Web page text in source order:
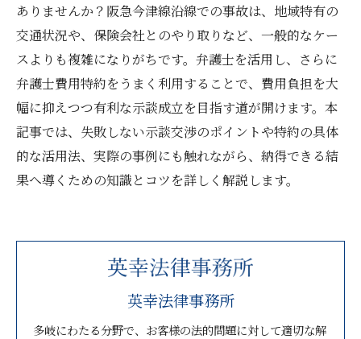
ありませんか？阪急今津線沿線での事故は、地域特有の
交通状況や、保険会社とのやり取りなど、一般的なケー
スよりも複雑になりがちです。弁護士を活用し、さらに
弁護士費用特約をうまく利用することで、費用負担を大
幅に抑えつつ有利な示談成立を目指す道が開けます。本
記事では、失敗しない示談交渉のポイントや特約の具体
的な活用法、実際の事例にも触れながら、納得できる結
果へ導くための知識とコツを詳しく解説します。
英幸法律事務所
多岐にわたる分野で、お客様の法的問題に対して適切な解